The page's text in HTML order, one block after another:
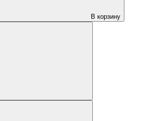
В корзину